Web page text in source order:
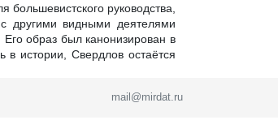
руководства,
другими видными деятелями
образ был канонизирован в
истории, Свердлов остаётся
mail@mirdat.ru